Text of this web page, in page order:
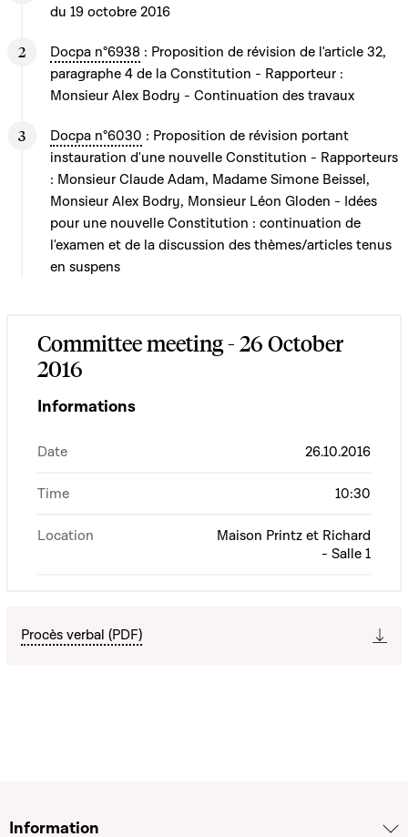
du 19 octobre 2016
Docpa n°6938 : Proposition de révision de l'article 32,
paragraphe 4 de la Constitution - Rapporteur :
Monsieur Alex Bodry - Continuation des travaux
Docpa n°6030 : Proposition de révision portant
instauration d'une nouvelle Constitution - Rapporteurs
: Monsieur Claude Adam, Madame Simone Beissel,
Monsieur Alex Bodry, Monsieur Léon Gloden - Idées
pour une nouvelle Constitution : continuation de
l'examen et de la discussion des thèmes/articles tenus
en suspens
Committee meeting - 26 October
2016
Informations
Date 26.10.2016
Time 10:30
Location
Maison Printz et Richard
- Salle 1
Procès verbal (PDF)
Information